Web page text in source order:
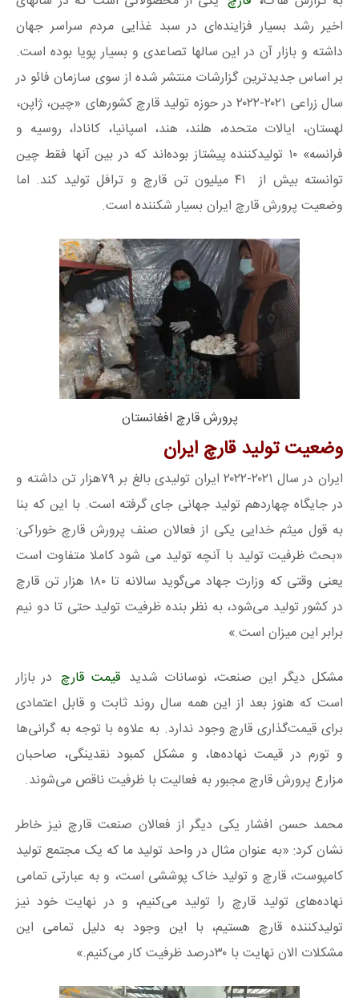
اخیر رشد بسیار فزاینده‌ای در سبد غذایی مردم سراسر جهان
داشته و بازار آن در این سالها تصاعدی و بسیار پویا بوده است.
بر اساس جدیدترین گزارشات منتشر شده از سوی سازمان فائو در
سال زراعی ۲۰۲۱-۲۰۲۲ در حوزه تولید قارچ کشورهای «چین، ژاپن،
لهستان، ایالات متحده، هلند، هند، اسپانیا، کانادا، روسیه و
فرانسه» ۱۰ تولیدکننده پیشتاز بوده‌اند که در بین آنها فقط چین
توانسته بیش از ۴۱ میلیون تن قارچ و ترافل تولید کند. اما
وضعیت پرورش قارچ ایران بسیار شکننده است.
پرورش قارچ افغانستان
وضعیت تولید قارچ ایران
ایران در سال ۲۰۲۱-۲۰۲۲ ایران تولیدی بالغ بر ۷۹هزار تن داشته و
در جایگاه چهاردهم تولید جهانی جای گرفته است. با این که بنا
به قول میثم خدایی یکی از فعالان صنف پرورش قارچ خوراکی:
«بحث ظرفیت تولید با آنچه تولید می شود کاملا متفاوت است
یعنی وقتی که وزارت جهاد می‌گوید سالانه تا ۱۸۰ هزار تن قارچ
در کشور تولید می‌شود، به نظر بنده ظرفیت تولید حتی تا دو نیم
برابر این میزان است.»
مشکل دیگر این صنعت، نوسانات شدید قیمت قارچ در بازار
است که هنوز بعد از این همه سال روند ثابت و قابل اعتمادی
برای قیمت‌گذاری قارچ وجود ندارد. به علاوه با توجه به گرانی‌ها
و تورم در قیمت نهاده‌ها، و مشکل کمبود نقدینگی، صاحبان
مزارع پرورش قارچ مجبور به فعالیت با ظرفیت ناقص می‌شوند.
محمد حسن افشار یکی دیگر از فعالان صنعت قارچ نیز خاطر
نشان کرد: «به عنوان مثال در واحد تولید ما که یک مجتمع تولید
کامپوست، قارچ و تولید خاک پوششی است، و به عبارتی تمامی
نهاده‌های تولید قارچ را تولید می‌کنیم، و در نهایت خود نیز
تولیدکننده قارچ هستیم، با این وجود به دلیل تمامی این
مشکلات الان نهایت با ۳۰درصد ظرفیت کار می‌کنیم.»